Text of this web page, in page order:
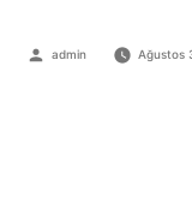
admin Ağustos